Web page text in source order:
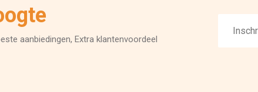
aanbiedingen, Extra klantenvoordeel
mailadres